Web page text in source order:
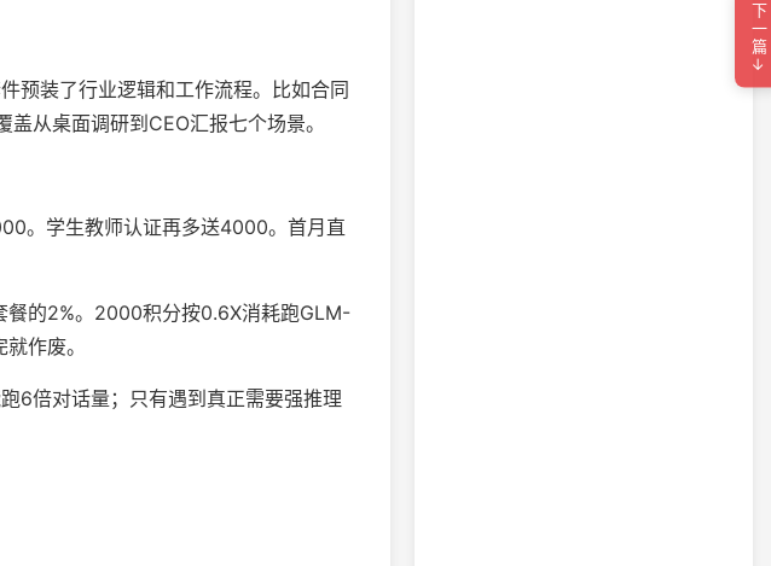
预装了行业逻辑和工作流程。比如合同
从桌面调研到CEO汇报七个场景。
。学生教师认证再多送4000。首月直
的2%。2000积分按0.6X消耗跑GLM-
作废。
6倍对话量；只有遇到真正需要强推理
下一篇→